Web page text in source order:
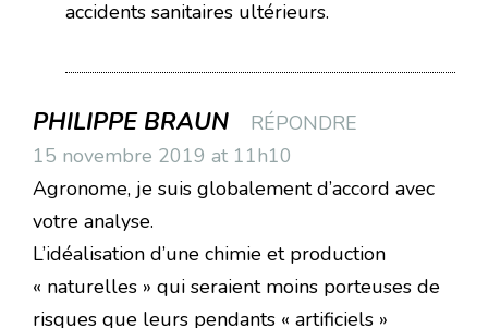
accidents sanitaires ultérieurs.
PHILIPPE BRAUN
RÉPONDRE
15 novembre 2019 at 11h10
Agronome, je suis globalement d’accord avec
votre analyse.
L’idéalisation d’une chimie et production
« naturelles » qui seraient moins porteuses de
risques que leurs pendants « artificiels »